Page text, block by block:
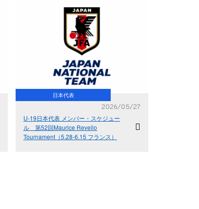
日本代表
2026/05/27
U-19日本代表 メンバー・スケジュー
ル 第52回Maurice Revello
Tournament（5.28-6.15 フランス）